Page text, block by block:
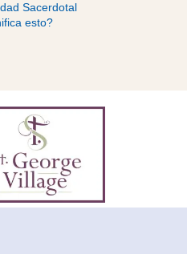
Sacerdotal
esto?